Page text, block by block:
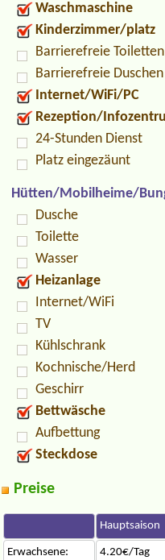
Waschmaschine
Kinderzimmer/platz
Barrierefreie Toiletten
Barrierefreie Duschen
Internet/WiFi/PC
Rezeption/
24-Stunden Dienst
Platz eingezäunt
Hütten/Mobilheime/
Dusche
Toilette
Wasser
Heizanlage
Internet/WiFi
TV
Kühlschrank
Kochnische/Herd
Geschirr
Bettwäsche
Aufbettung
Steckdose
Preise
Hauptsaison
Erwachsene: 4.20€/Tag